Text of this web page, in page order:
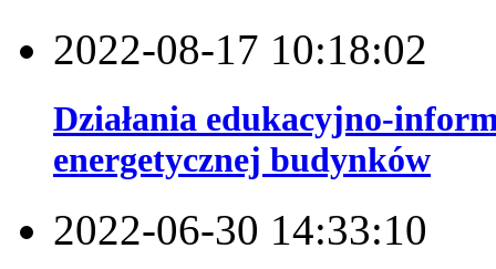
2022-08-17 10:18:02
Działania edukacyjno-
energetycznej budynków
2022-06-30 14:33:10